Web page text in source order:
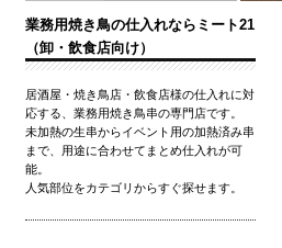
業務用焼き鳥の仕入れならミート21
（卸・飲食店向け）
居酒屋・焼き鳥店・飲食店様の仕入れに対
応する、業務用焼き鳥串の専門店です。
未加熱の生串からイベント用の加熱済み串
まで、用途に合わせてまとめ仕入れが可
能。
人気部位をカテゴリからすぐ探せます。